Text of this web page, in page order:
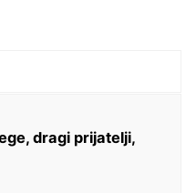
dragi prijatelji,